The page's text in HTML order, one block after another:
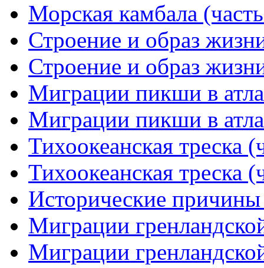
Морская камбала
Строение и образ
Строение и образ
Миграции пикши в
Миграции пикши в
Тихоокеанская треска
Тихоокеанская треска
Исторические
Миграции
Миграции